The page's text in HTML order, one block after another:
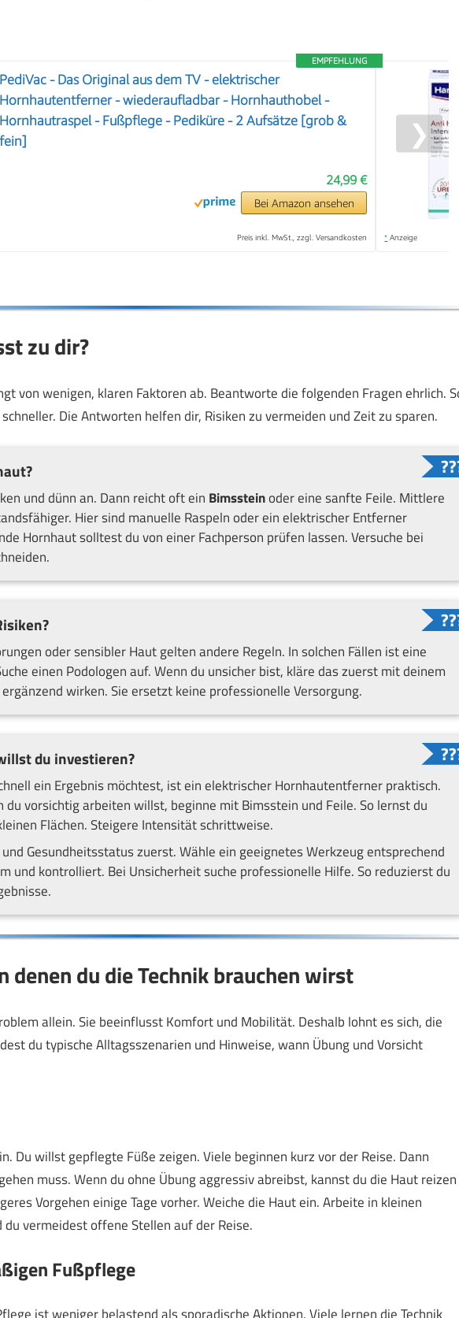
EMPFEHLUNG
PediVac - Das Original aus dem TV - elektrischer
Hornhautentferner - wiederaufladbar - Hornhauthobel -
Hornhautraspel - Fußpflege - Pediküre - 2 Aufsätze [grob &
fein]
24,99 €
Bei Amazon ansehen
Preis inkl. MwSt., zzgl. Versandkosten * Anzeige
❯
zu dir?
von wenigen, klaren Faktoren ab. Beantworte die folgenden Fragen ehrlich.
Die Antworten helfen dir, Risiken zu vermeiden und Zeit zu sparen.
und dünn an. Dann reicht oft ein Bimssteinoder eine sanfte Feile. Mittlere
Hier sind manuelle Raspeln oder ein elektrischer Entferner
Hornhaut solltest du von einer Fachperson prüfen lassen. Versuche bei
oder sensibler Haut gelten andere Regeln. In solchen Fällen ist eine
einen Podologen auf. Wenn du unsicher bist, kläre das zuerst mit deinem
wirken. Sie ersetzt keine professionelle Versorgung.
du investieren?
ein Ergebnis möchtest, ist ein elektrischer Hornhautentferner praktisch.
vorsichtig arbeiten willst, beginne mit Bimsstein und Feile. So lernst du
Flächen. Steigere Intensität schrittweise.
Gesundheitsstatus zuerst. Wähle ein geeignetes Werkzeug entsprechend
und kontrolliert. Bei Unsicherheit suche professionelle Hilfe. So reduzierst du
du die Technik brauchen wirst
allein. Sie beeinflusst Komfort und Mobilität. Deshalb lohnt es sich, die
du typische Alltagsszenarien und Hinweise, wann Übung und Vorsicht
Du willst gepflegte Füße zeigen. Viele beginnen kurz vor der Reise. Dann
muss. Wenn du ohne Übung aggressiv abreibst, kannst du die Haut reizen
Vorgehen einige Tage vorher. Weiche die Haut ein. Arbeite in kleinen
du vermeidest offene Stellen auf der Reise.
Fußpflege
ist weniger belastend als sporadische Aktionen. Viele lernen die Technik